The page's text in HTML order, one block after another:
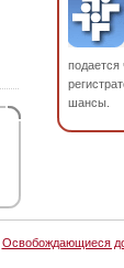
шансы.
Освобождающиеся